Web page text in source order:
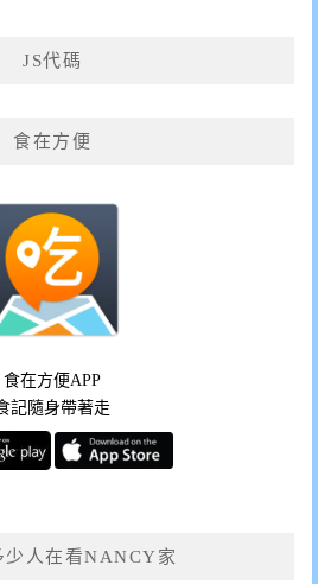
JS代碼
食在方便
食在方便APP
記隨身帶著走
少人在看NANCY家